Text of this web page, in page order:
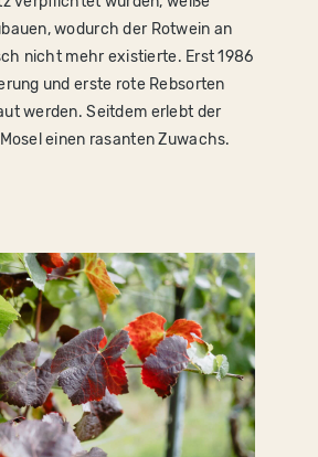
wodurch der Rotwein an
nicht mehr existierte. Erst 1986
und erste rote Rebsorten
werden. Seitdem erlebt der
einen rasanten Zuwachs.